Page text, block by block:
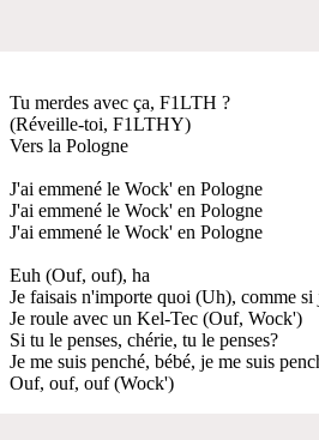
Tu merdes avec ça, F1LTH ?
(Réveille-toi, F1LTHY)
Vers la Pologne
J'ai emmené le Wock' en Pologne
J'ai emmené le Wock' en Pologne
J'ai emmené le Wock' en Pologne
Euh (Ouf, ouf), ha
Je faisais n'importe quoi (Uh), comme si
Je roule avec un Kel-Tec (Ouf, Wock')
Si tu le penses, chérie, tu le penses?
Je me suis penché, bébé, je me suis
Ouf, ouf, ouf (Wock')